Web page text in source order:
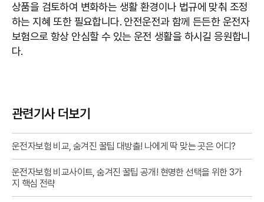
상품을 검토하여 변화하는 생활 환경이나 법규에 맞춰 조정
하는 지혜 또한 필요합니다. 안전운전과 함께 든든한 운전자
보험으로 항상 안심할 수 있는 운전 생활을 하시길 응원합니
다.
관련기사 더보기
운전자보험 비교, 숨겨진 꿀팁 대방출! 나에게 딱 맞는 곳은 어디?
운전자보험 비교사이트, 숨겨진 꿀팁 공개! 현명한 선택을 위한 3가
지 핵심 전략